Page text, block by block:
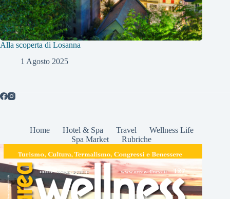
Alla scoperta di Losanna
1 Agosto 2025
Home Hotel & Spa Travel
Wellness Life
Spa Market
Rubriche